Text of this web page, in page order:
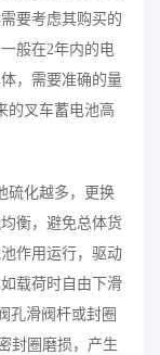
要考虑其购买的
般在2年内的电
，需要准确的量
的叉车蓄电池高
硫化越多，更换
衡，避免总体货
作用运行，驱动
载荷时自由下滑
孔滑阀杆或封圈
封圈磨损，产生